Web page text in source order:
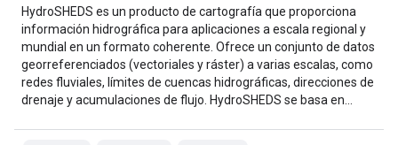
HydroSHEDS es un producto de cartografía que proporciona
información hidrográfica para aplicaciones a escala regional y
mundial en un formato coherente. Ofrece un conjunto de datos
georreferenciados (vectoriales y ráster) a varias escalas, como
redes fluviales, límites de cuencas hidrográficas, direcciones de
drenaje y acumulaciones de flujo. HydroSHEDS se basa en…